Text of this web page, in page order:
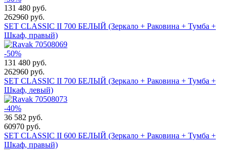
131 480 руб.
262960 руб.
SET CLASSIC II 700 БЕЛЫЙ (Зеркало + Раковина + Тумба +
Шкаф, правый)
-50%
131 480 руб.
262960 руб.
SET CLASSIC II 700 БЕЛЫЙ (Зеркало + Раковина + Тумба +
Шкаф, левый)
-40%
36 582 руб.
60970 руб.
SET CLASSIC II 600 БЕЛЫЙ (Зеркало + Раковина + Тумба +
Шкаф, правый)